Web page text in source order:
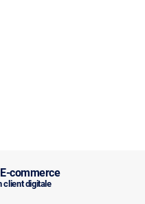
commerce
client digitale